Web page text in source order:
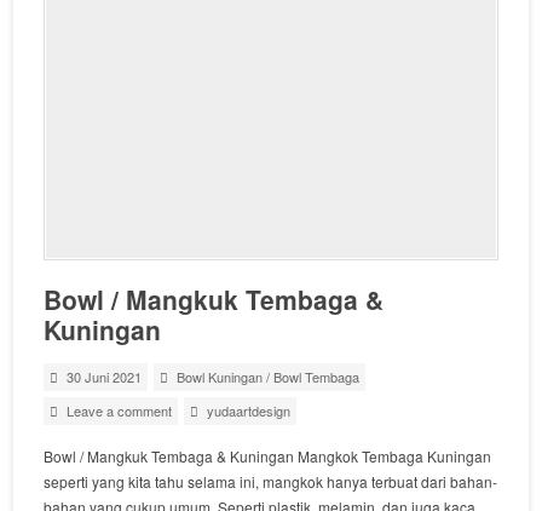
Bowl / Mangkuk Tembaga &
Kuningan
30 Juni 2021 Bowl Kuningan/ Bowl Tembaga
Leave a comment
yudaartdesign
Bowl / Mangkuk Tembaga & Kuningan Mangkok Tembaga Kuningan
seperti yang kita tahu selama ini, mangkok hanya terbuat dari bahan-